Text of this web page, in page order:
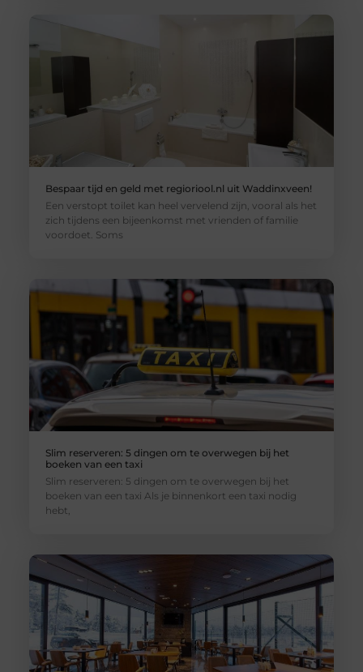
Bespaar tijd en geld met regioriool.nl uit Waddinxveen!
Een verstopt toilet kan heel vervelend zijn, vooral als het
zich tijdens een bijeenkomst met vrienden of familie
voordoet. Soms
Slim reserveren: 5 dingen om te overwegen bij het
boeken van een taxi
Slim reserveren: 5 dingen om te overwegen bij het
boeken van een taxi Als je binnenkort een taxi nodig
hebt,